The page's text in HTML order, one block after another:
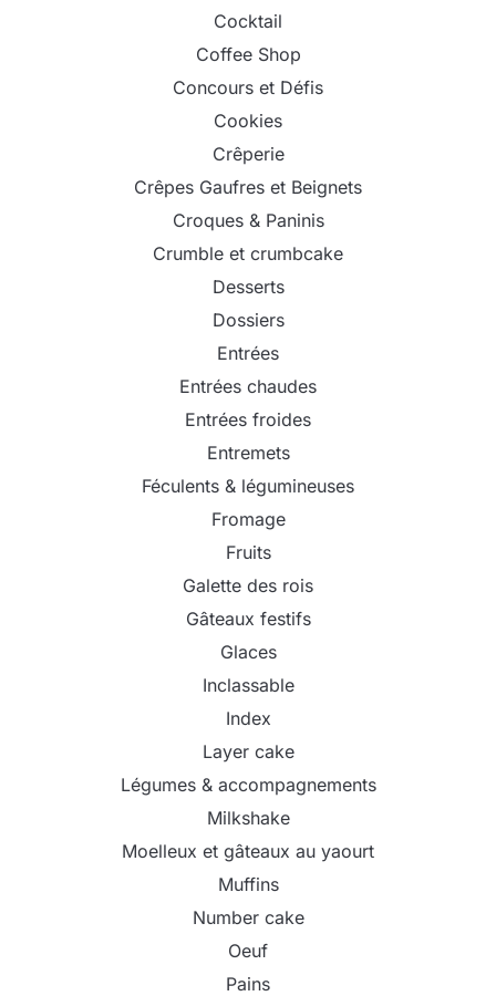
Cocktail
Coffee Shop
Concours et Défis
Cookies
Crêperie
Crêpes Gaufres et Beignets
Croques & Paninis
Crumble et crumbcake
Desserts
Dossiers
Entrées
Entrées chaudes
Entrées froides
Entremets
Féculents & légumineuses
Fromage
Fruits
Galette des rois
Gâteaux festifs
Glaces
Inclassable
Index
Layer cake
Légumes & accompagnements
Milkshake
Moelleux et gâteaux au yaourt
Muffins
Number cake
Oeuf
Pains